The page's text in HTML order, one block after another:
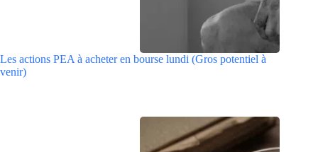
Les actions PEA à acheter en bourse lundi (Gros potentiel à
venir)